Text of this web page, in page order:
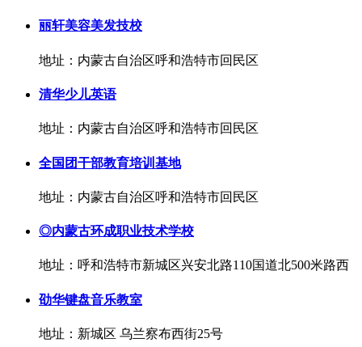
丽轩美容美发技校
地址：内蒙古自治区呼和浩特市回民区
清华少儿英语
地址：内蒙古自治区呼和浩特市回民区
全国团干部教育培训基地
地址：内蒙古自治区呼和浩特市回民区
◎内蒙古环成职业技术学校
地址：呼和浩特市新城区兴安北路110国道北500米路西
劭华键盘音乐教室
地址：新城区 乌兰察布西街25号